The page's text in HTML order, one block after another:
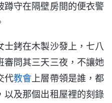
蹲守在隔壁房間的便衣警
士銬在木製沙發上，七八
審問其三天三夜，不讓她
代教會 上層帶領是誰，都
以及那個出租屋裡的刻錄